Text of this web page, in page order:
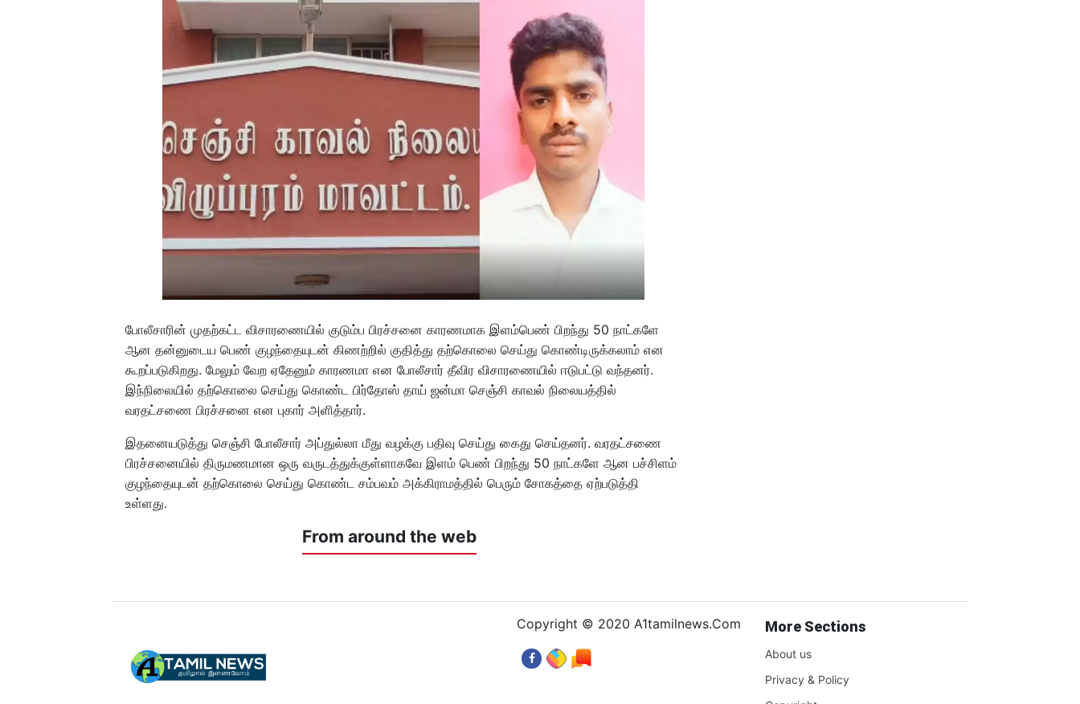
போலீசாரின் முதற்கட்ட விசாரணையில் குடும்ப பிரச்சனை காரணமாக இளம்பெண் பிறந்து 50 நாட்களே
ஆன தன்னுடைய பெண் குழந்தையுடன் கிணற்றில் குதித்து தற்கொலை செய்து கொண்டிருக்கலாம் என
கூறப்படுகிறது. மேலும் வேற ஏதேனும் காரணமா என போலீசார் தீவிர விசாரணையில் ஈடுபட்டு வந்தனர்.
இந்நிலையில் தற்கொலை செய்து கொண்ட பிர்தோஸ் தாய் ஜன்மா செஞ்சி காவல் நிலையத்தில்
வரதட்சணை பிரச்சனை என புகார் அளித்தார்.
இதனையடுத்து செஞ்சி போலீசார் அப்துல்லா மீது வழக்கு பதிவு செய்து கைது செய்தனர். வரதட்சணை
பிரச்சனையில் திருமணமான ஒரு வருடத்துக்குள்ளாகவே இளம் பெண் பிறந்து 50 நாட்களே ஆன பச்சிளம்
குழந்தையுடன் தற்கொலை செய்து கொண்ட சம்பவம் அக்கிராமத்தில் பெரும் சோகத்தை ஏற்படுத்தி
உள்ளது.
From around the web
Copyright © 2020 A1tamilnews.Com More Sections
About us
Privacy & Policy